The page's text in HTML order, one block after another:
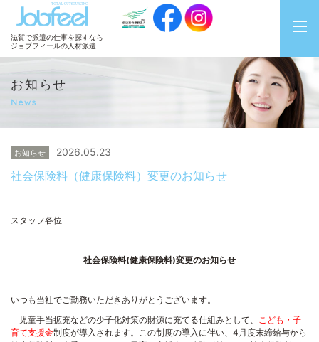
JobFeel
滋賀で派遣の仕事を探すなら
ジョブフィールの人材派遣
お知らせ
News
お知らせ 2026.05.23
社会保険料（健康保険料）変更のお知らせ
スタッフ各位
社会保険料(健康保険料)変更のお知らせ
いつも当社でご勤務いただきありがとうございます。
児童手当拡充などの少子化対策の財源に充てる仕組みとして、 こども・子
育て支援金制度が導入されます。この制度の導入に伴い、 4 月度末締給与から